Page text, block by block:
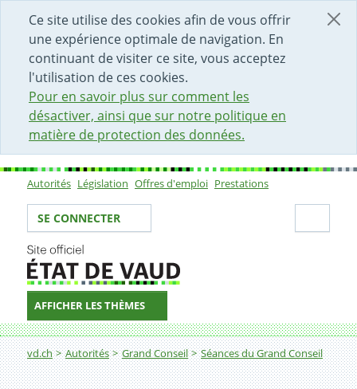
Ce site utilise des cookies afin de vous offrir
une expérience optimale de navigation. En
continuant de visiter ce site, vous acceptez
l'utilisation de ces cookies.
Pour en savoir plus sur comment les
désactiver, ainsi que sur notre politique en
matière de protection des données.
DÉBUT DU CONTENU DE LA PAGE
ACCÈS AU CHAMP DE RECHERCHE
PAGE D'ACCUEIL
FORMULAIRE DE CONTACT
Sous-navigation
Autorités Législation Offres d'emploi Prestations
Votre identité
SE CONNECTER
AFFICHER LES THÈMES
Fil d'Ariane
vd.ch Autorités Grand Conseil Séances du Grand Conseil